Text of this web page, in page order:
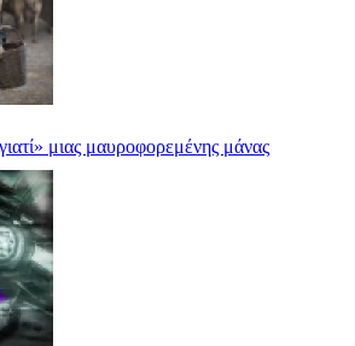
μιας μαυροφορεμένης μάνας